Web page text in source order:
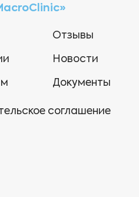
Отзывы
Новости
Документы
соглашение